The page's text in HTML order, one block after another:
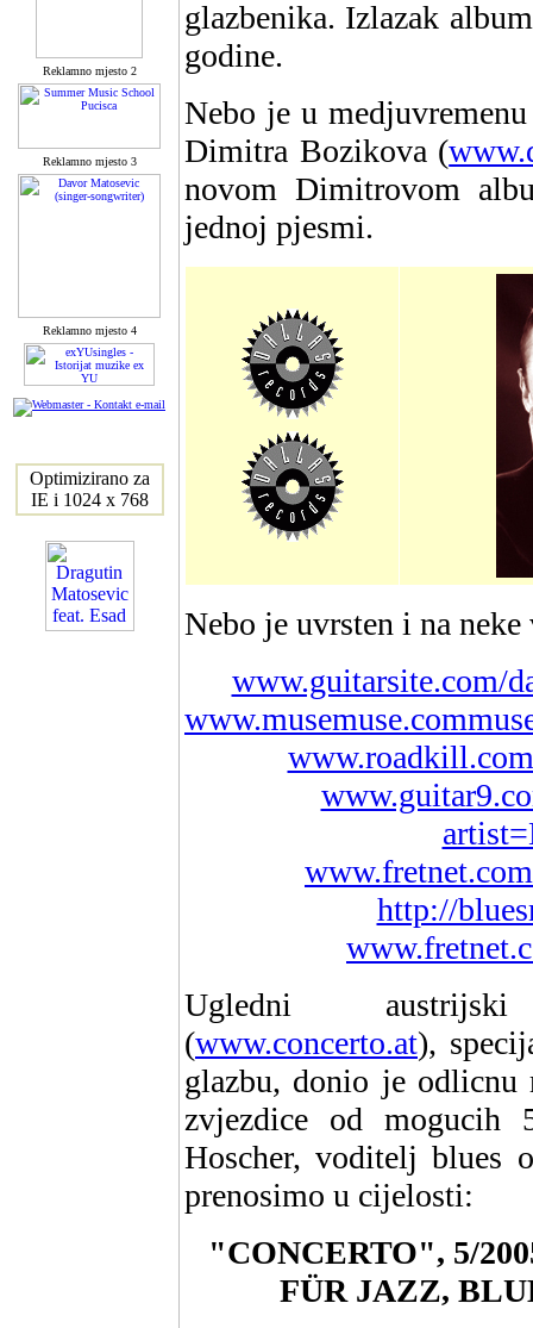
Reklamno mjesto 2
Reklamno mjesto 3
Reklamno mjesto 4
Optimizirano za
IE i 1024 x 768
glazbenika. Izlazak
godine.
Nebo je u
Dimitra Bozikova (
novom Dimitrovom
jednoj pjesmi.
Nebo je uvrsten i na
www.guitarsite.com/
http://
Ugledni
(www.concerto.at),
glazbu, donio je
zvjezdice od mogucih
Hoscher, voditelj blues
prenosimo u cijelosti:
"CONCERTO", 5/
FÜR JAZZ,